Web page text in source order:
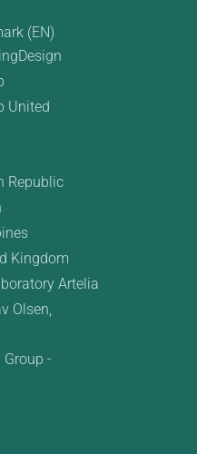
(EN)
United
Republic
Kingdom
Artelia
Olsen,
Group -